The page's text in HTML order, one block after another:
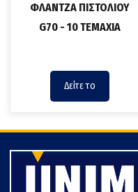
ΦΛΑΝΤΖΑ ΠΙΣΤΟΛΙΟΥ
G70 - 10 TEMAXIA
Δείτε το